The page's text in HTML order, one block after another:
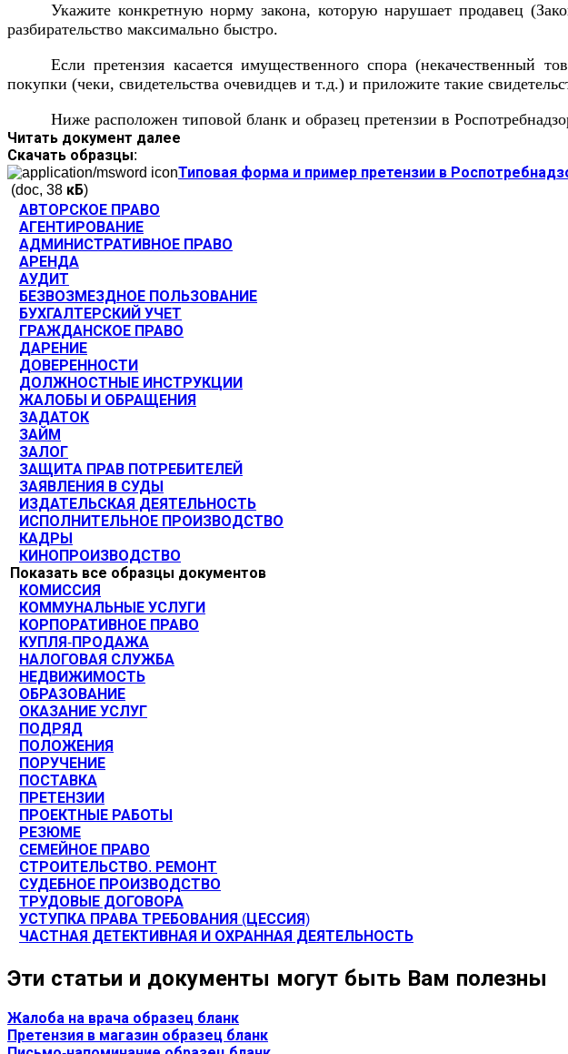
Укажите конкретную норму закона, которую нарушает продавец
разбирательство максимально быстро.
Если претензия касается имущественного спора (некачественный
покупки (чеки, свидетельства очевидцев и т.д.) и приложите такие
Ниже расположен типовой бланк и образец претензии в
Читать документ далее
Скачать образцы:
Типовая форма и пример претензии в
(doc, 38 кБ)
АВТОРСКОЕ ПРАВО
АГЕНТИРОВАНИЕ
АДМИНИСТРАТИВНОЕ ПРАВО
АРЕНДА
АУДИТ
БЕЗВОЗМЕЗДНОЕ ПОЛЬЗОВАНИЕ
БУХГАЛТЕРСКИЙ УЧЕТ
ГРАЖДАНСКОЕ ПРАВО
ДАРЕНИЕ
ДОВЕРЕННОСТИ
ДОЛЖНОСТНЫЕ ИНСТРУКЦИИ
ЖАЛОБЫ И ОБРАЩЕНИЯ
ЗАДАТОК
ЗАЙМ
ЗАЛОГ
ЗАЩИТА ПРАВ ПОТРЕБИТЕЛЕЙ
ЗАЯВЛЕНИЯ В СУДЫ
ИЗДАТЕЛЬСКАЯ ДЕЯТЕЛЬНОСТЬ
ИСПОЛНИТЕЛЬНОЕ ПРОИЗВОДСТВО
КАДРЫ
КИНОПРОИЗВОДСТВО
Показать все образцы документов
КОМИССИЯ
КОММУНАЛЬНЫЕ УСЛУГИ
КОРПОРАТИВНОЕ ПРАВО
КУПЛЯ-ПРОДАЖА
НАЛОГОВАЯ СЛУЖБА
НЕДВИЖИМОСТЬ
ОБРАЗОВАНИЕ
ОКАЗАНИЕ УСЛУГ
ПОДРЯД
ПОЛОЖЕНИЯ
ПОРУЧЕНИЕ
ПОСТАВКА
ПРЕТЕНЗИИ
ПРОЕКТНЫЕ РАБОТЫ
РЕЗЮМЕ
СЕМЕЙНОЕ ПРАВО
СТРОИТЕЛЬСТВО. РЕМОНТ
СУДЕБНОЕ ПРОИЗВОДСТВО
ТРУДОВЫЕ ДОГОВОРА
УСТУПКА ПРАВА ТРЕБОВАНИЯ (ЦЕССИЯ)
ЧАСТНАЯ ДЕТЕКТИВНАЯ И ОХРАННАЯ ДЕЯТЕЛЬНОСТЬ
Эти статьи и документы могут быть Вам полезны
Жалоба на врача образец бланк
Претензия в магазин образец бланк